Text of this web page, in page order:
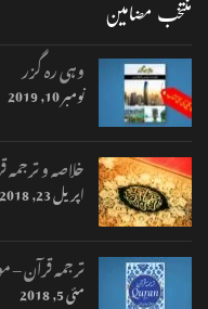
منتخب مضامین
وہی رہ گزر
نومبر 10, 2019
خلاصہ و
اپریل 23, 2018
ترجمہ قرآن –
مئی 5, 2018